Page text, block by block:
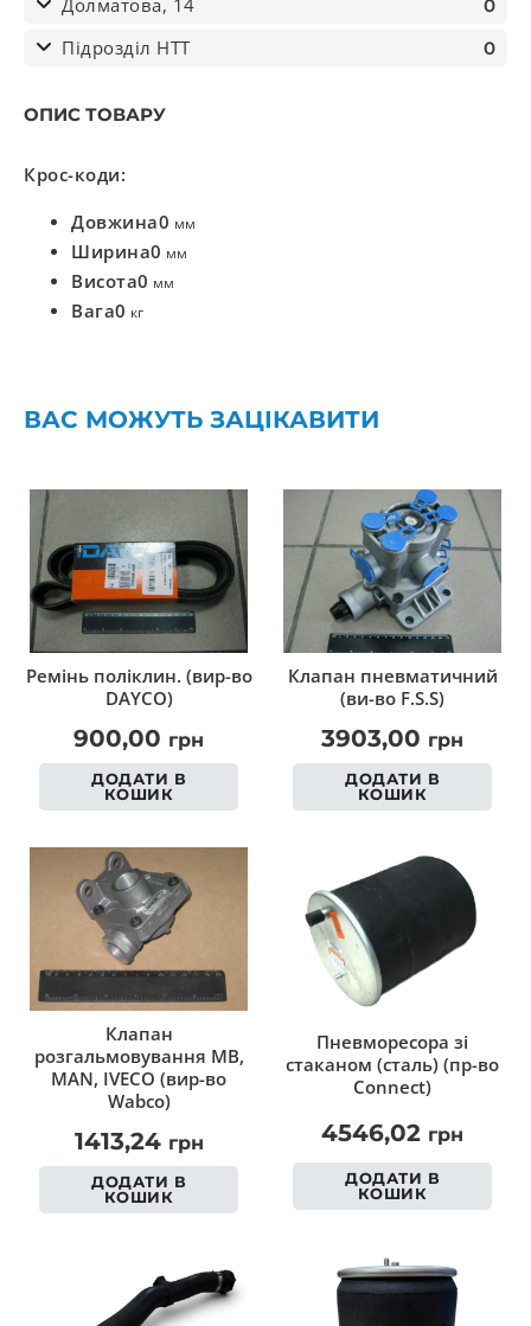
Долматова, 14 0
Підрозділ НТТ 0
ОПИС ТОВАРУ
Крос-коди:
Довжина0 мм
Ширина0 мм
Висота0 мм
Вага0 кг
ВАС МОЖУТЬ ЗАЦІКАВИТИ
Ремінь поліклин. (вир-во
DAYCO)
900,00 грн
ДОДАТИ В
КОШИК
Клапан пневматичний
(ви-во F.S.S)
3903,00 грн
ДОДАТИ В
КОШИК
Клапан
розгальмовування MB,
MAN, IVECO (вир-во
Wabco)
1413,24 грн
ДОДАТИ В
КОШИК
Пневморесора зі
стаканом (сталь) (пр-во
Connect)
4546,02 грн
ДОДАТИ В
КОШИК